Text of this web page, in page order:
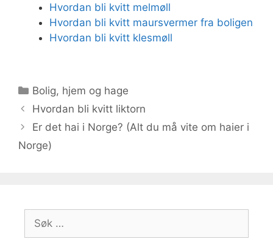
Hvordan bli kvitt melmøll
Hvordan bli kvitt maursvermer fra boligen
Hvordan bli kvitt klesmøll
Kategorier
Bolig, hjem og hage
Hvordan bli kvitt liktorn
Er det hai i Norge? (Alt du må vite om haier i
Norge)
Søk
etter: